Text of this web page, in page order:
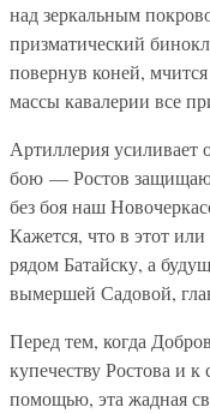
над зеркальным
призматический
повернув коней,
массы кавалерии все
Артиллерия усиливает
бою — Ростов
без боя наш
Кажется, что в этот
рядом Батайску, а
вымершей Садовой,
Перед тем, когда
купечеству Ростова и
помощью, эта жадная